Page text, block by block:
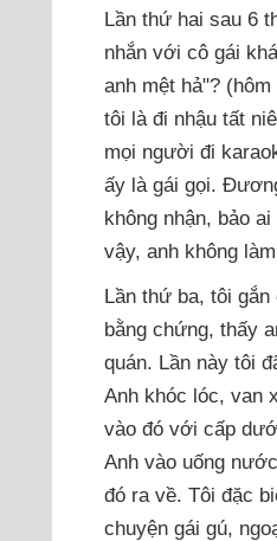
Lần thứ hai sau 6
nhắn với cô gái
anh mệt hả"?
tôi là đi nhậu tất
mọi người đi
ấy là gái gọi.
không nhận, bảo
vậy, anh không
Lần thứ ba, tôi
bằng chứng, thấy
quán. Lần này tôi
Anh khóc lóc, van
vào đó với cấp
Anh vào uống
đó ra về. Tôi đặc
chuyện gái gú,